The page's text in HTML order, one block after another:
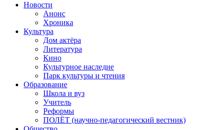
Новости
Анонс
Хроника
Культура
Дом актёра
Литература
Кино
Культурное наследие
Парк культуры и чтения
Образование
Школа и вуз
Учитель
Реформы
ПОЛЁТ (научно-педагогический вестник)